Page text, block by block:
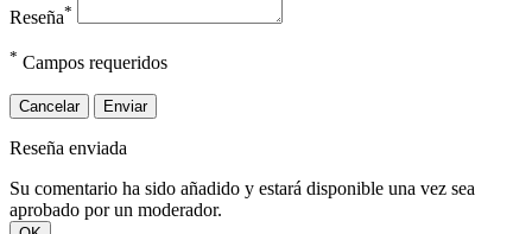
Reseña*
* Campos requeridos
Cancelar Enviar
Reseña enviada
Su comentario ha sido añadido y estará disponible una vez sea
aprobado por un moderador.